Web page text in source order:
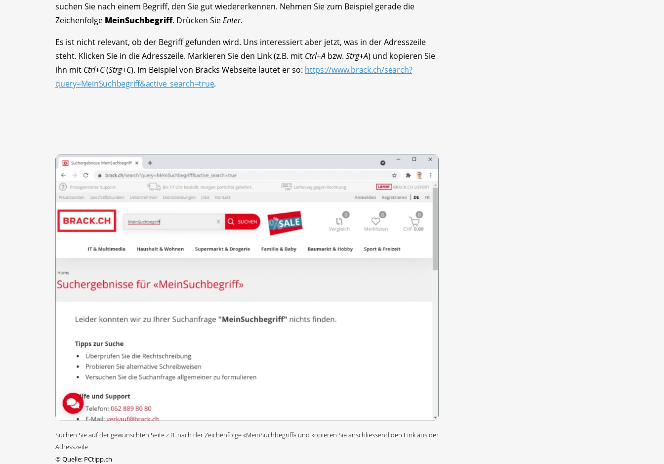
suchen Sie nach einem Begriff, den Sie gut wiedererkennen. Nehmen Sie zum Beispiel gerade die
Zeichenfolge MeinSuchbegriff. Drücken SieEnter.
Es ist nicht relevant, ob der Begriff gefunden wird. Uns interessiert aber jetzt, was in der Adresszeile
steht. Klicken Sie in die Adresszeile. Markieren Sie den Link (z.B. mit Ctrl+A bzw. Strg+A) und kopieren Sie
ihn mit Ctrl+C(Strg+C). Im Beispiel von Bracks Webseite lautet er so: https://www.brack.ch/search?
query=MeinSuchbegriff&active_search=true.
Suchen Sie auf der gewünschten Seite z.B. nach der Zeichenfolge «MeinSuchbegriff» und kopieren Sie anschliessend den Link aus der
Adresszeile
©Quelle: PCtipp.ch